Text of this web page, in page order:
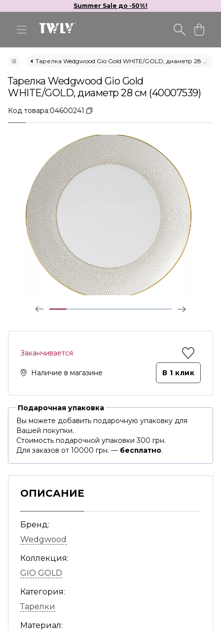
Summer Sale до -50%!
Тарелка Wedgwood Gio Gold WHITE/GOLD, диаметр 28 см (40007539)
Тарелка Wedgwood Gio Gold
WHITE/GOLD, диаметр 28 см (40007539)
Код товара:04600241
Заканчивается
Наличие в магазине В 1 клик
Подарочная упаковка
Вы можете добавить подарочную упаковку для
Вашей покупки.
Стоимость подарочной упаковки 300 грн.
Для заказов от 10000 грн. — бесплатно.
ОПИСАНИЕ
Бренд:
Wedgwood
Коллекция:
GIO GOLD
Категория:
Тарелки
Материал: